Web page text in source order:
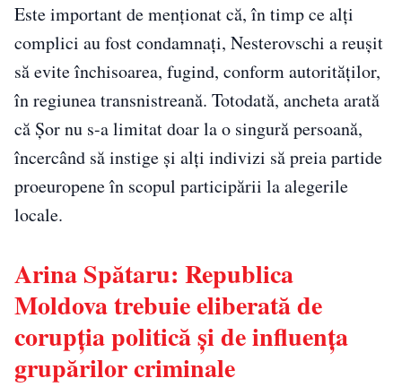
Este important de menționat că, în timp ce alți
complici au fost condamnați, Nesterovschi a reușit
să evite închisoarea, fugind, conform autorităților,
în regiunea transnistreană. Totodată, ancheta arată
că Șor nu s-a limitat doar la o singură persoană,
încercând să instige și alți indivizi să preia partide
proeuropene în scopul participării la alegerile
locale.
Arina Spătaru: Republica
Moldova trebuie eliberată de
corupția politică și de influența
grupărilor criminale